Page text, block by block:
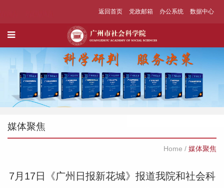
返回首页 党政邮箱 办公系统 数据中心
媒体聚焦
Home / 媒体聚焦
7月17日《广州日报新花城》报道我院和社会科